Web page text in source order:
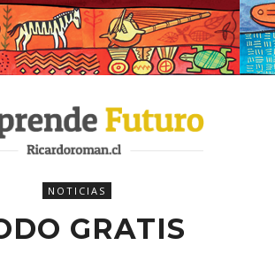
NOTICIAS
GRATIS